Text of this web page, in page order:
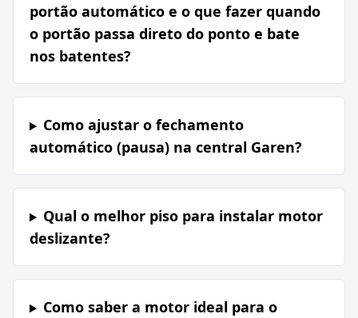
portão automático e o que fazer quando
o portão passa direto do ponto e bate
nos batentes?
Como ajustar o fechamento
automático (pausa) na central Garen?
Qual o melhor piso para instalar motor
deslizante?
Como saber a motor ideal para o